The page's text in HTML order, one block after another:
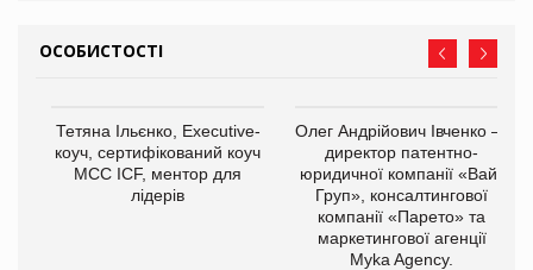
ОСОБИСТОСТІ
Тетяна Ільєнко, Executive-
коуч, сертифікований коуч
МСС ICF, ментор для
лідерів
Олег Андрійович Івченко —
директор патентно-
юридичної компанії «Вайз
Груп», консалтингової
компанії «Парето» та
маркетингової агенції
Myka Agency.